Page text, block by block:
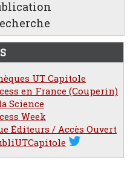
UT Capitole
en France (Couperin)
Science
Week
Éditeurs / Accès Ouvert